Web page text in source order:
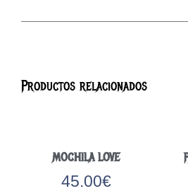
Productos relacionados
MOCHILA LOVE
45.00€